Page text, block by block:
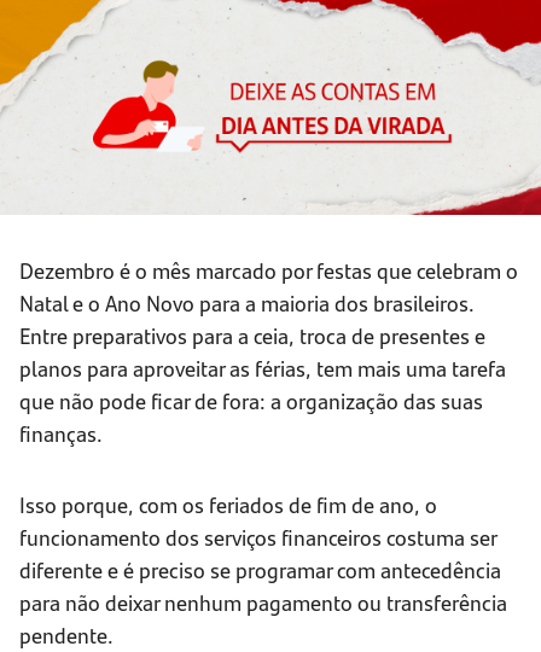
Dezembro é o mês marcado por festas que celebram o
Natal e o Ano Novo para a maioria dos brasileiros.
Entre preparativos para a ceia, troca de presentes e
planos para aproveitar as férias, tem mais uma tarefa
que não pode ficar de fora: a organização das suas
finanças.
Isso porque, com os feriados de fim de ano, o
funcionamento dos serviços financeiros costuma ser
diferente e é preciso se programar com antecedência
para não deixar nenhum pagamento ou transferência
pendente.